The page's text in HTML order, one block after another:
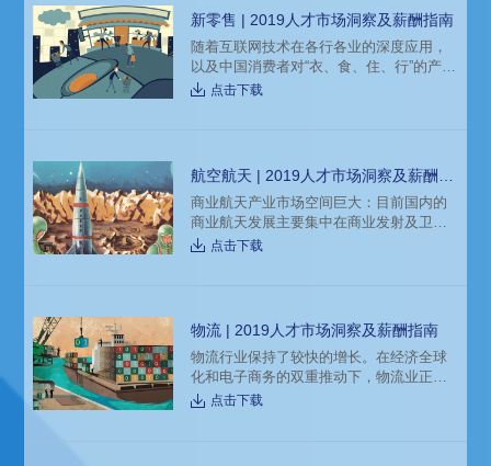
去。这也势必直接影响到农业产业各具体
相关领域，将给种植养殖、农业电商、冷
链物流、物联网、农业服务等带来广阔的
产业前景。
新零售 | 2019人才市场洞察及薪酬指南
随着互联网技术在各行各业的深度应用，
以及中国消费者对“衣、食、住、行”的产品
与服务需求不断提升，新零售毫无疑问成
司却也百花齐放。中国人均GDP已超8000
美元，意味着，中国消费者的诸多消费行
为，可以较大程度参考以往对应历史时期
里，欧美及亚洲其它发达国家、地区消费
者的消费行为，以及对应行业的
点击下载
航空航天 | 2019人才市场洞察及薪酬指
南
商业航天产业市场空间巨大：目前国内的
商业航天发展主要集中在商业发射及卫星
应用上。商业发射由小卫星的发展带动向
公司科锐国际的薪酬报告对航空航天行业
的人才招聘需求和薪酬趋势的分析预测，
供企业和猎头招聘参考。
点击下载
物流 | 2019人才市场洞察及薪酬指南
物流行业保持了较快的增长。在经济全球
化和电子商务的双重推动下，物流业正在
从传统物流向现代物流迅速转型。线上线
点击下载